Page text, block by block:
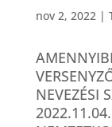
nov 2, 2022|
NEVEZÉSI